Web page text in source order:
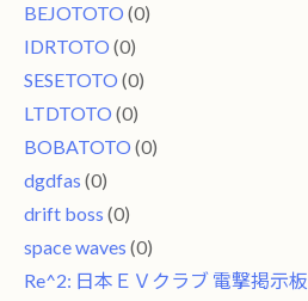
BEJOTOTO (0)
IDRTOTO (0)
SESETOTO (0)
LTDTOTO (0)
BOBATOTO (0)
dgdfas (0)
drift boss (0)
space waves (0)
Re^2: 日本ＥＶクラブ 電撃掲示板